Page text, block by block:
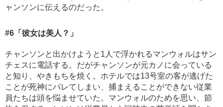
ャンソンに伝えるのだった。
#6 「彼女は美人？」
チャンソンと出かけようと1人で浮かれるマンウォルはサン
チェスに電話する。だがチャンソンが元カノに会っている
と知り、やきもちを焼く。ホテルでは13号室の客が逃げた
ことが死神にバレてしまい、捕まえることができない従業
員たちは頭を悩ませていた。マンウォルのためを思い、節